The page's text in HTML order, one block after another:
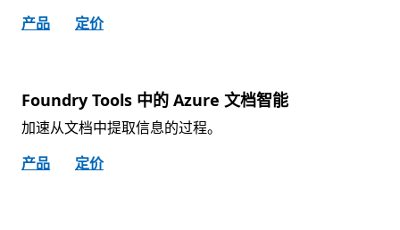
产品
定价
Foundry Tools 中的 Azure 文档智能
加速从文档中提取信息的过程。
产品
定价